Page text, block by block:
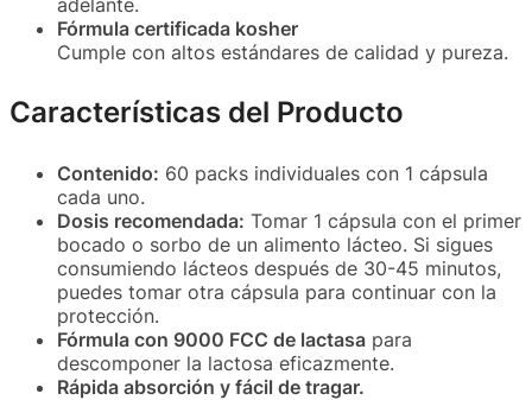
Fórmula certificada kosher
Cumple con altos estándares de calidad y pureza.
Características del Producto
Contenido: 60 packs individuales con 1 cápsula
cada uno.
Dosis recomendada: Tomar 1 cápsula con el primer
bocado o sorbo de un alimento lácteo. Si sigues
consumiendo lácteos después de 30-45 minutos,
puedes tomar otra cápsula para continuar con la
protección.
Fórmula con 9000 FCC de lactasa para
descomponer la lactosa eficazmente.
Rápida absorción y fácil de tragar.